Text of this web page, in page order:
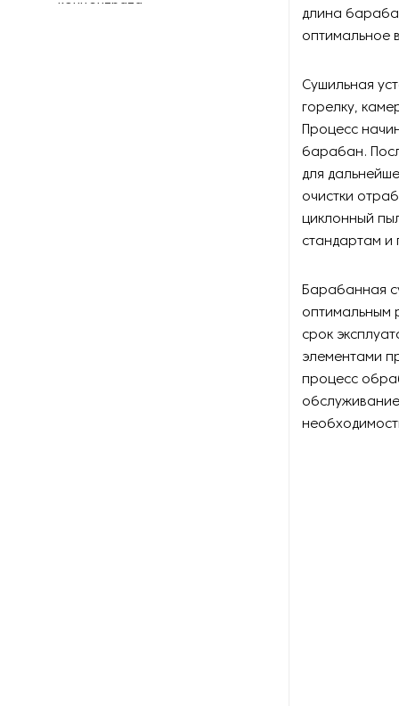
концентрата
длина
оптимальное
Сушильная
горелку,
Процесс
барабан.
для
очистки
циклонный
стандартам
Барабанная
оптимальным
срок
элементами
процесс